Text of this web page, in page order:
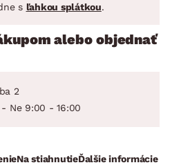
s ľahkou splátkou.
alebo objednať
2
Ne 9:00 - 16:00
Na stiahnutieĎalšie informácie